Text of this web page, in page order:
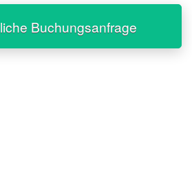
Buchungsanfrage